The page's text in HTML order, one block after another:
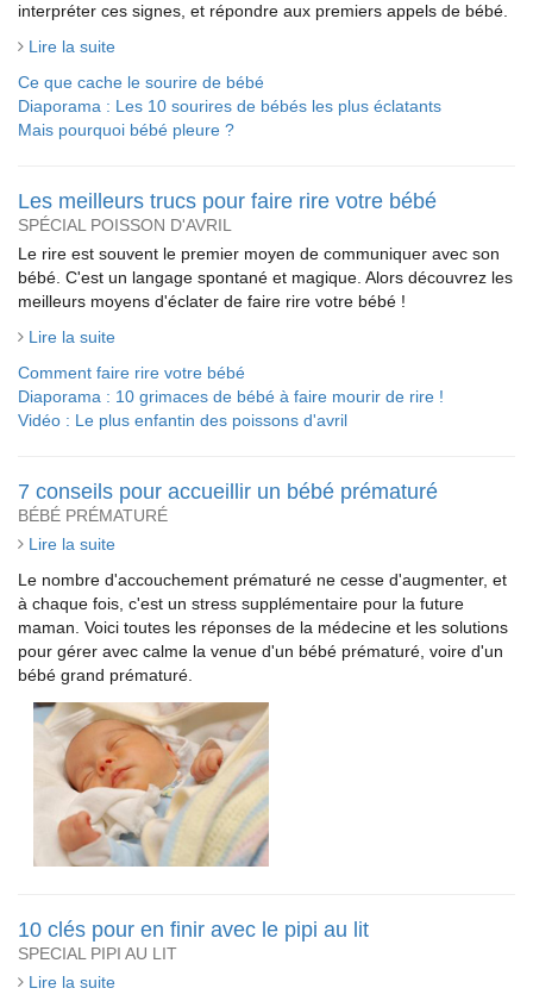
interpréter ces signes, et répondre aux premiers appels de bébé.
Lire la suite
Ce que cache le sourire de bébé
Diaporama : Les 10 sourires de bébés les plus éclatants
Mais pourquoi bébé pleure ?
Les meilleurs trucs pour faire rire votre bébé
SPÉCIAL POISSON D'AVRIL
Le rire est souvent le premier moyen de communiquer avec son
bébé. C'est un langage spontané et magique. Alors découvrez les
meilleurs moyens d'éclater de faire rire votre bébé !
Lire la suite
Comment faire rire votre bébé
Diaporama : 10 grimaces de bébé à faire mourir de rire !
Vidéo : Le plus enfantin des poissons d'avril
7 conseils pour accueillir un bébé prématuré
BÉBÉ PRÉMATURÉ
Lire la suite
Le nombre d'accouchement prématuré ne cesse d'augmenter, et
à chaque fois, c'est un stress supplémentaire pour la future
maman. Voici toutes les réponses de la médecine et les solutions
pour gérer avec calme la venue d'un bébé prématuré, voire d'un
bébé grand prématuré.
10 clés pour en finir avec le pipi au lit
SPECIAL PIPI AU LIT
Lire la suite